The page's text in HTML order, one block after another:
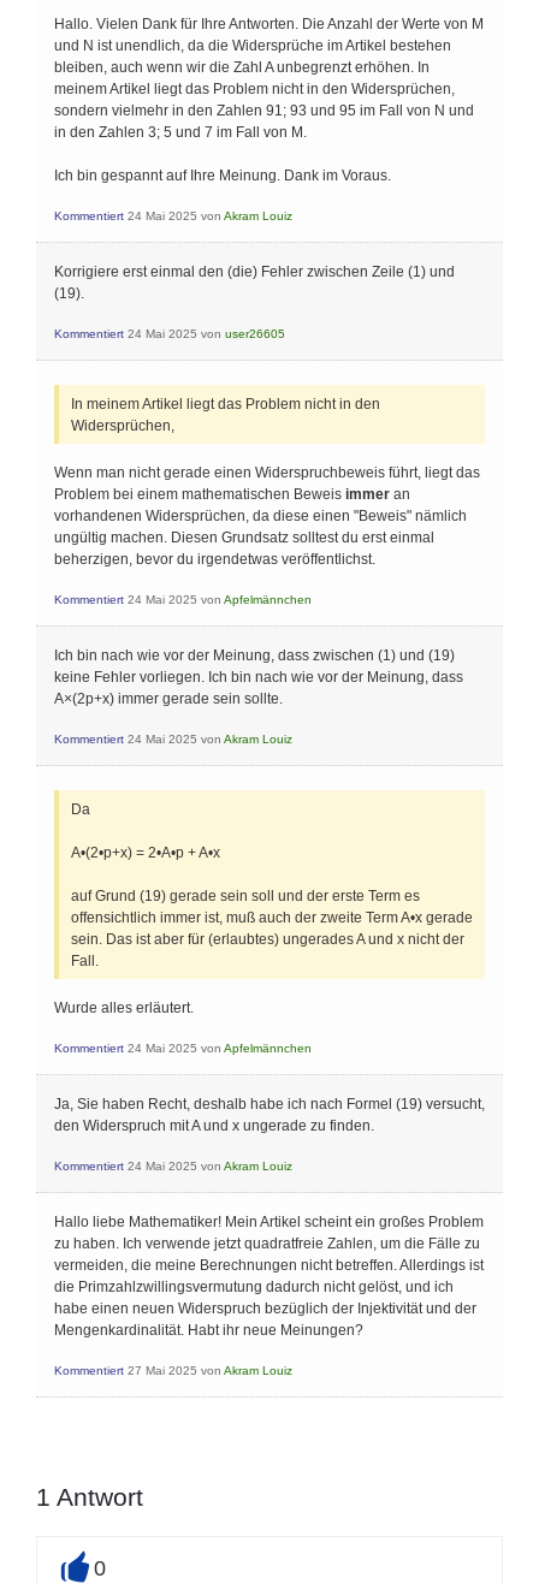
Hallo. Vielen Dank für Ihre Antworten. Die Anzahl der Werte von M
und N ist unendlich, da die Widersprüche im Artikel bestehen
bleiben, auch wenn wir die Zahl A unbegrenzt erhöhen. In
meinem Artikel liegt das Problem nicht in den Widersprüchen,
sondern vielmehr in den Zahlen 91; 93 und 95 im Fall von N und
in den Zahlen 3; 5 und 7 im Fall von M.
Ich bin gespannt auf Ihre Meinung. Dank im Voraus.
Kommentiert 24 Mai 2025 von Akram Louiz
Korrigiere erst einmal den (die) Fehler zwischen Zeile (1) und
(19).
Kommentiert 24 Mai 2025 von user26605
In meinem Artikel liegt das Problem nicht in den
Widersprüchen,
Wenn man nicht gerade einen Widerspruchbeweis führt, liegt das
Problem bei einem mathematischen Beweis immer an
vorhandenen Widersprüchen, da diese einen "Beweis" nämlich
ungültig machen. Diesen Grundsatz solltest du erst einmal
beherzigen, bevor du irgendetwas veröffentlichst.
Kommentiert 24 Mai 2025 von Apfelmännchen
Ich bin nach wie vor der Meinung, dass zwischen (1) und (19)
keine Fehler vorliegen. Ich bin nach wie vor der Meinung, dass
A×(2p+x) immer gerade sein sollte.
Kommentiert 24 Mai 2025 von Akram Louiz
Da
A•(2•p+x) = 2•A•p + A•x
auf Grund (19) gerade sein soll und der erste Term es
offensichtlich immer ist, muß auch der zweite Term A•x gerade
sein. Das ist aber für (erlaubtes) ungerades A und x nicht der
Fall.
Wurde alles erläutert.
Kommentiert 24 Mai 2025 von Apfelmännchen
Ja, Sie haben Recht, deshalb habe ich nach Formel (19) versucht,
den Widerspruch mit A und x ungerade zu finden.
Kommentiert 24 Mai 2025 von Akram Louiz
Hallo liebe Mathematiker! Mein Artikel scheint ein großes Problem
zu haben. Ich verwende jetzt quadratfreie Zahlen, um die Fälle zu
vermeiden, die meine Berechnungen nicht betreffen. Allerdings ist
die Primzahlzwillingsvermutung dadurch nicht gelöst, und ich
habe einen neuen Widerspruch bezüglich der Injektivität und der
Mengenkardinalität. Habt ihr neue Meinungen?
Kommentiert 27 Mai 2025 von Akram Louiz
1 Antwort
0